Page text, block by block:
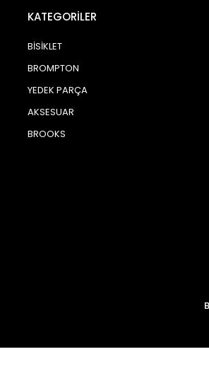
KATEGORİLER
BİSİKLET
BROMPTON
YEDEK PARÇA
AKSESUAR
BROOKS